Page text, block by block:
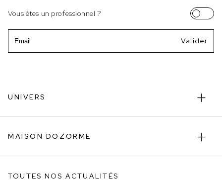
Vous êtes un professionnel ?
Email
UNIVERS
MAISON DOZORME
TOUTES NOS ACTUALITÉS